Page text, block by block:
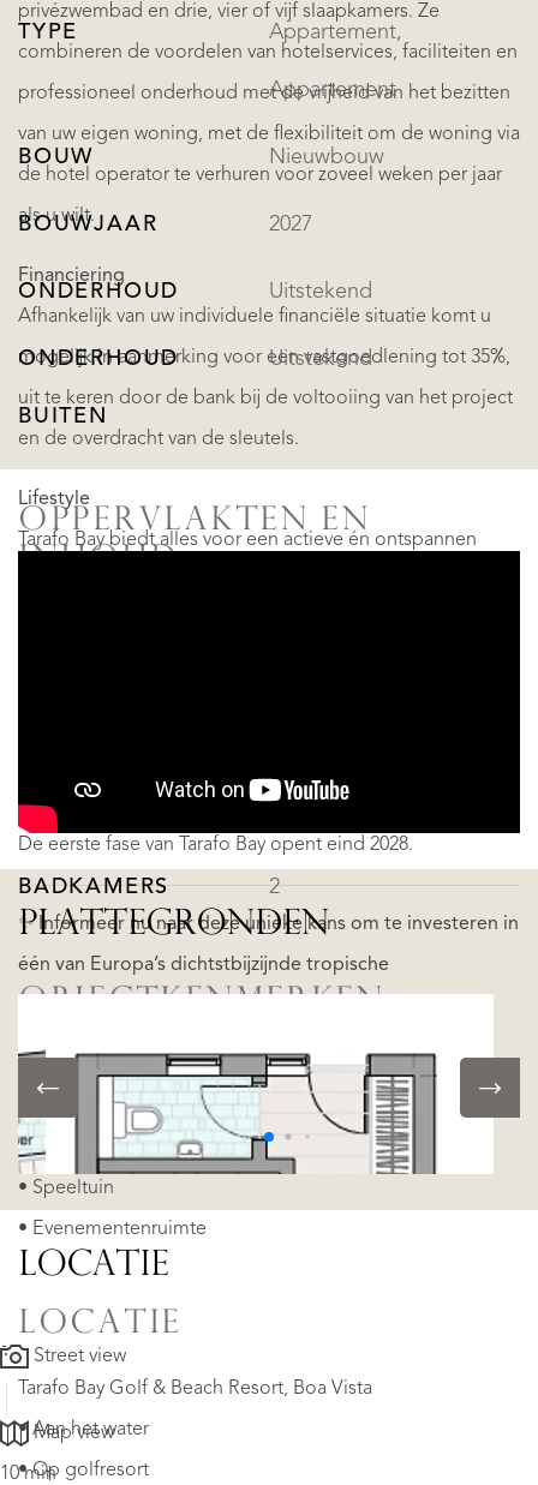
privézwembad en drie, vier of vijf slaapkamers. Ze
combineren de voordelen van hotelservices, faciliteiten en
professioneel onderhoud met de vrijheid van het bezitten
van uw eigen woning, met de flexibiliteit om de woning via
de hotel operator te verhuren voor zoveel weken per jaar
als u wilt.
Financiering
Afhankelijk van uw individuele financiële situatie komt u
mogelijk in aanmerking voor een vastgoedlening tot 35%,
uit te keren door de bank bij de voltooiing van het project
en de overdracht van de sleutels.
Lifestyle
Tarafo Bay biedt alles voor een actieve én ontspannen
Opening
De eerste fase van Tarafo Bay opent eind 2028.
✨ Informeer nu naar deze unieke kans om te investeren in
één van Europa’s dichtstbijzijnde tropische
MEER LEZEN
MINDER LEZEN
TYPE Appartement,
Appartement
BOUW Nieuwbouw
BOUWJAAR 2027
ONDERHOUD Uitstekend
ONDERHOUD
BUITEN
Uitstekend
OPPERVLAKTEN EN
INHOUD
SLAAPKAMERS
BADKAMERS 2
OBJECTKENMERKEN
• Airconditioning
• Zonnepanelen
• Buitenzwembad
• Speeltuin
• Evenementenruimte
LOCATIE
Tarafo Bay Golf & Beach Resort, Boa Vista
• Aan het water
• Op golfresort
PLATTEGRONDEN
LOCATIE
Street view
Map view
10 min